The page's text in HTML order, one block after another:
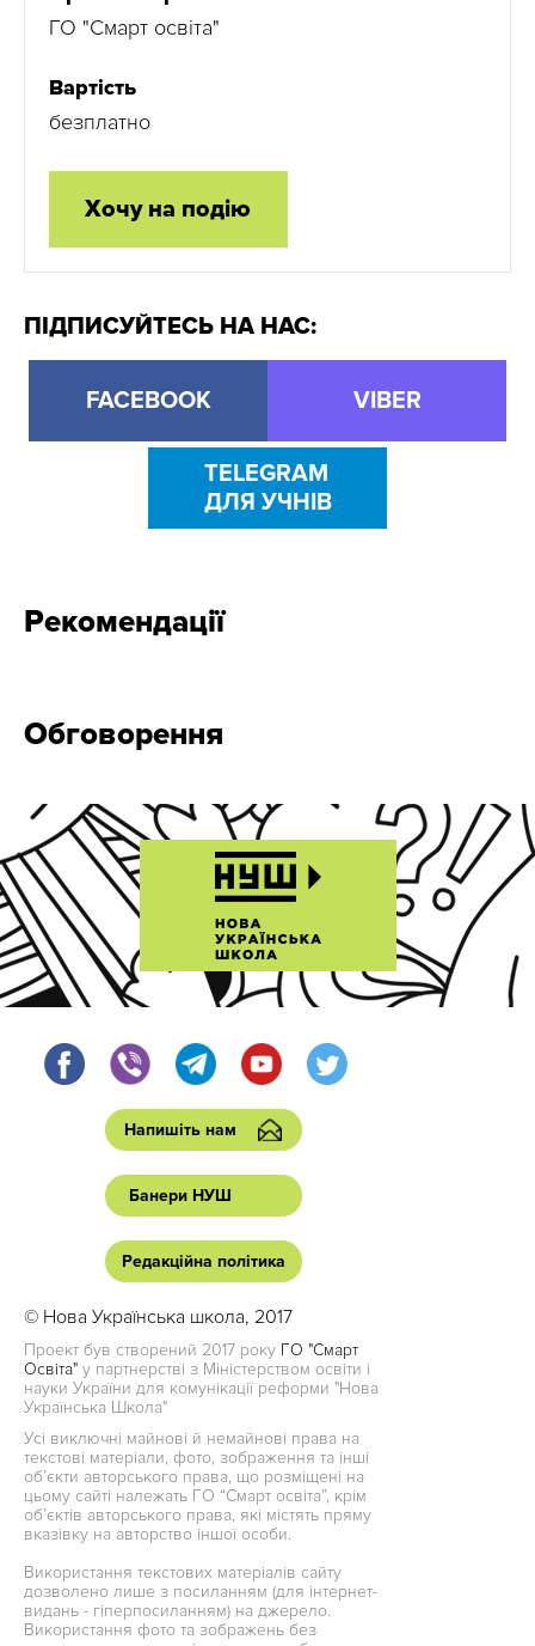
ГО "Смарт освіта"
Вартість
безплатно
Хочу на подію
ПІДПИСУЙТЕСЬ НА НАС:
FACEBOOK VIBER
TELEGRAM
ДЛЯ УЧНІВ
Рекомендації
Обговорення
Напишіть нам
Банери НУШ
Редакційна політика
© Нова Українська школа, 2017
Проект був створений 2017 року ГО "Смарт
Освіта" у партнерстві з Міністерством освіти і
науки України для комунікації реформи "Нова
Українська Школа"
Усі виключні майнові й немайнові права на
текстові матеріали, фото, зображення та інші
об’єкти авторського права, що розміщені на
цьому сайті належать ГО “Смарт освіта”, крім
об’єктів авторського права, які містять пряму
вказівку на авторство іншої особи.
Використання текстових матеріалів сайту
дозволено лише з посиланням (для інтернет-
видань - гіперпосиланням) на джерело.
Використання фото та зображень без